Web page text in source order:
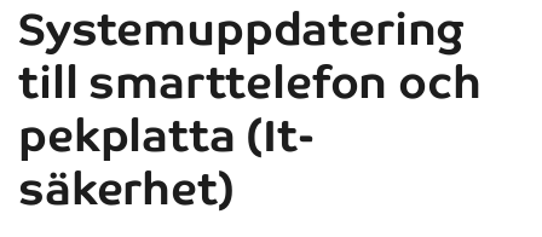
Systemuppdatering
till smarttelefon och
pekplatta (It-
säkerhet)